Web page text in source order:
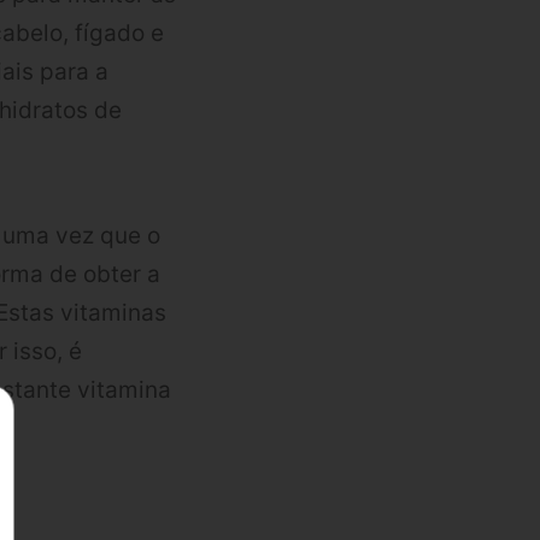
fígado e
para a
de
vez que o
de obter a
vitaminas
isso, é
vitamina